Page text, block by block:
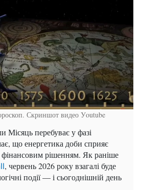
Скриншот видео Уoutube
Місяць перебуває у фазі
що енергетика доби сприяє
рішенням. Як раніше
, червень 2026 року взагалі буде
події — і сьогоднішній день